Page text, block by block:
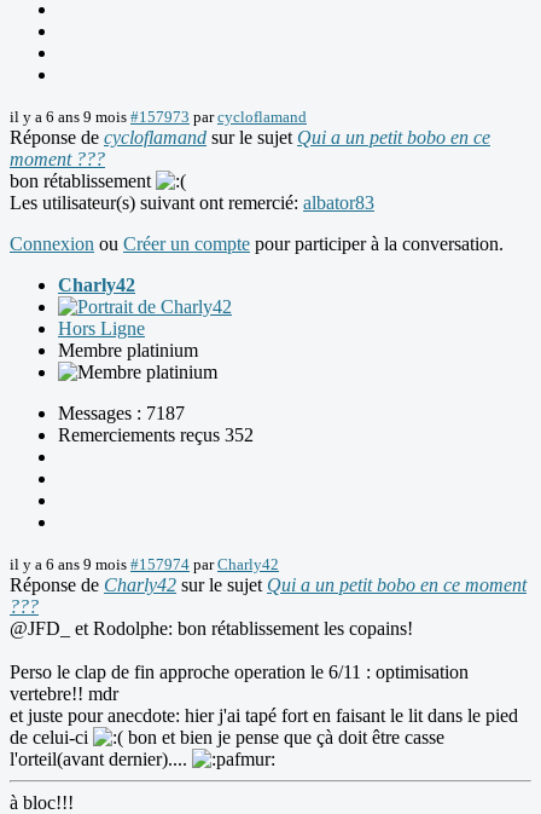
il y a 6 ans 9 mois #157973 parcycloflamand
Réponse de cycloflamand sur le sujet Qui a un petit bobo en ce
moment ???
bon rétablissement
Les utilisateur(s) suivant ont remercié: albator83
Connexion ou Créer un compte pour participer à la conversation.
Charly42
Hors Ligne
Membre platinium
Messages : 7187
Remerciements reçus 352
il y a 6 ans 9 mois #157974 parCharly42
Réponse de Charly42 sur le sujet Qui a un petit bobo en ce moment
???
@JFD_ et Rodolphe: bon rétablissement les copains!
Perso le clap de fin approche operation le 6/11 : optimisation
vertebre!! mdr
et juste pour anecdote: hier j'ai tapé fort en faisant le lit dans le pied
de celui-ci
bon et bien je pense que çà doit être casse
l'orteil(avant dernier)....
à bloc!!!